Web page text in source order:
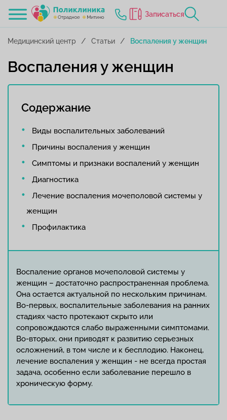
Записаться
Медицинский центр Статьи Воспаления у женщин
Воспаления у женщин
Содержание
Виды воспалительных заболеваний
Причины воспаления у женщин
Симптомы и признаки воспалений у женщин
Диагностика
Лечение воспаления мочеполовой системы у
женщин
Профилактика
Воспаление органов мочеполовой системы у
женщин – достаточно распространенная проблема.
Она остается актуальной по нескольким причинам.
Во-первых, воспалительные заболевания на ранних
стадиях часто протекают скрыто или
сопровождаются слабо выраженными симптомами.
Во-вторых, они приводят к развитию серьезных
осложнений, в том числе и к бесплодию. Наконец,
лечение воспаления у женщин - не всегда простая
задача, особенно если заболевание перешло в
хроническую форму.